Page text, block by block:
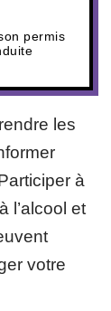
permis
les
à
l’alcool et
votre